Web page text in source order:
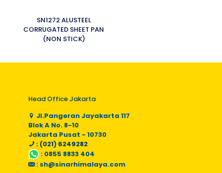
SN1272 ALUSTEEL
CORRUGATED SHEET PAN
(NON STICK)
Head Office Jakarta
Jl.Pangeran Jayakarta 117
Blok A No. 8-10
Jakarta Pusat - 10730
: (021) 6249282
: 0855 8833 404
: sh@sinarhimalaya.com